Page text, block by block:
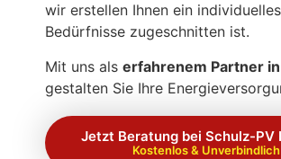
wir erstellen Ihnen ein individuelles
Bedürfnisse zugeschnitten ist.
Mit uns als erfahrenem Partner
gestalten Sie Ihre
Jetzt Beratung bei Schulz-PV
Kostenlos & Unverbindlich